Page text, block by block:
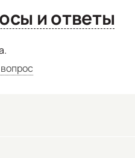
Вопросы и ответы